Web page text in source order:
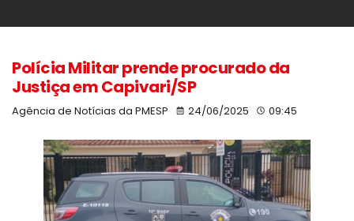
Polícia Militar prende procurado da
Justiça em Capivari/SP
Agência de Notícias da PMESP 24/06/2025 09:45